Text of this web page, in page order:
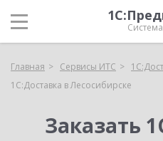
Главная Сервисы ИТС
1С:Доставка в Лесосибирске
Заказать